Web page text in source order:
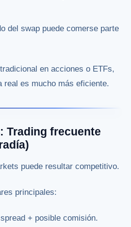
del swap puede comerse parte
en acciones o ETFs,
real es mucho más eficiente.
Trading frecuente
puede resultar competitivo.
principales:
+ posible comisión.